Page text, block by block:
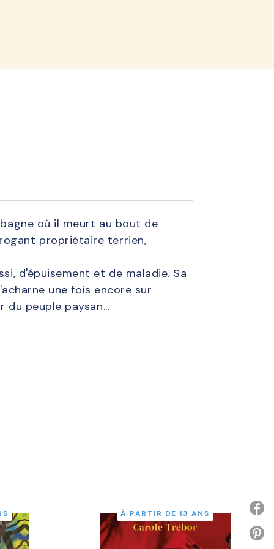
où il meurt au bout de
propriétaire terrien,
d'épuisement et de maladie. Sa
une fois encore sur
peuple paysan...
À PARTIR DE 13 ANS